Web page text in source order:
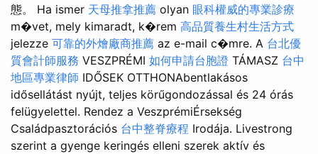
態。 Ha ismer 天母推拿推薦 olyan 眼科權威的專業診療
m�vet, mely kimaradt, k�rem 高品質養生村生活方式
jelezze 可靠的外燴廠商推薦 az e-mail c�mre. A 台北優
質會計師服務 VESZPRÉMI 如何申請台胞證 TÁMASZ 台中
地區專業律師 IDŐSEK OTTHONAbentlakásos
idősellátást nyújt, teljes körűgondozással és 24 órás
felügyelettel. Rendez a VeszprémiÉrsekség
Családpasztorációs 台中整脊療程 Irodája. Livestrong
szerint a gyenge keringés elleni szerek aktív és